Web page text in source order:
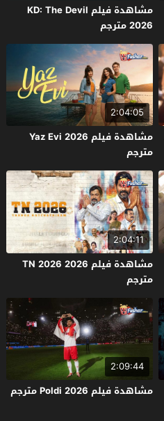
مشاهدة فيلم KD: The Devil
2026 مترجم
2:04:05
مشاهدة فيلم Yaz Evi 2026
مترجم
2:04:11
مشاهدة فيلم TN 2026 2026
مترجم
2:09:44
مشاهدة فيلم Poldi 2026 مترجم